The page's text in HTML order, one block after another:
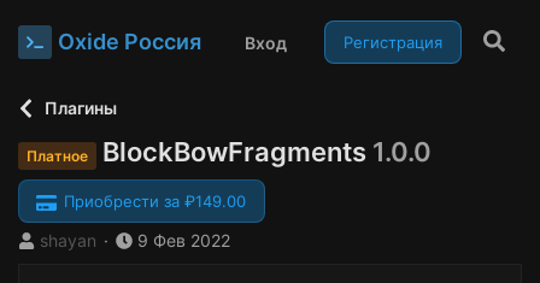
Oxide Россия Вход Регистрация
Плагины
Платное BlockBowFragments 1.0.0
Приобрести за ₽149.00
А
shayan
Д
9 Фев 2022